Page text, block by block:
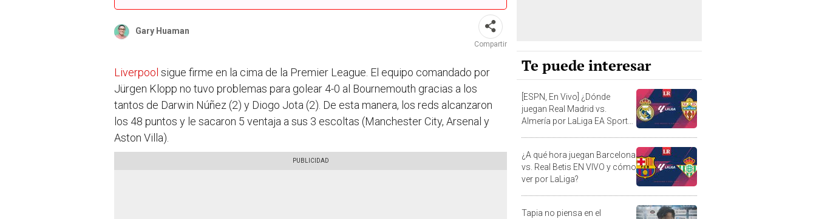
Gary Huaman
Compartir
Liverpool sigue firme en la cima de la Premier League. El equipo comandado por
Jürgen Klopp no tuvo problemas para golear 4-0 al Bournemouth gracias a los
tantos de Darwin Núñez (2) y Diogo Jota (2). De esta manera, los reds alcanzaron
los 48 puntos y le sacaron 5 ventaja a sus 3 escoltas (Manchester City, Arsenal y
Aston Villa).
Te puede interesar
[ESPN, En Vivo] ¿Dónde
juegan Real Madrid vs.
Almería por LaLiga EA Sports
¿A qué hora juegan Barcelona
vs. Real Betis EN VIVO y cómo
ver por LaLiga?
Tapia no piensa en el